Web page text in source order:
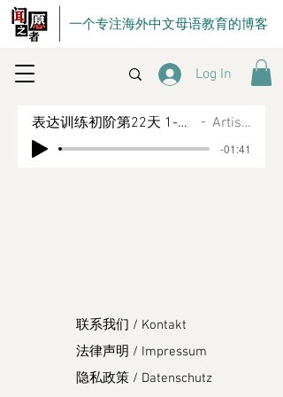
一个专注海外中文母语教育的博客
Log In
表达训练初阶第22天 1-10号工具综合运用 Artist Name
-01:41
联系我们 / Kontakt
法律声明 / Impressum
隐私政策 / Datenschutz